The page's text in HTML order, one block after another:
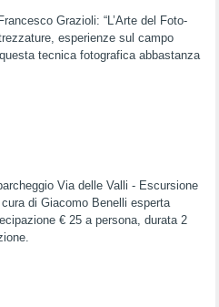
Grazioli: “L’Arte del Foto-
esperienze sul campo
tecnica fotografica abbastanza
Via delle Valli - Escursione
di Giacomo Benelli esperta
€ 25 a persona, durata 2